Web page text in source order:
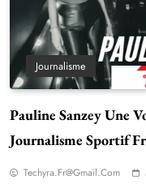
Journalisme
Pauline Sanzey Une
Journalisme Sportif
Techyra.fr@gmail.com